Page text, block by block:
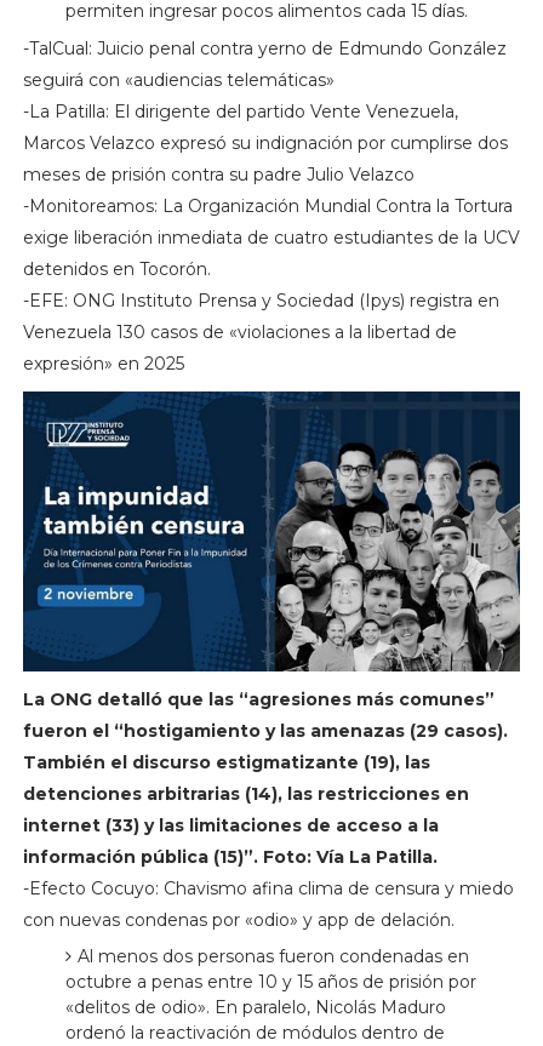
permiten ingresar pocos alimentos cada 15 días.
-TalCual: Juicio penal contra yerno de Edmundo González
seguirá con «audiencias telemáticas»
-La Patilla: El dirigente del partido Vente Venezuela,
Marcos Velazco expresó su indignación por cumplirse dos
meses de prisión contra su padre Julio Velazco
-Monitoreamos: La Organización Mundial Contra la Tortura
exige liberación inmediata de cuatro estudiantes de la UCV
detenidos en Tocorón.
-EFE: ONG Instituto Prensa y Sociedad (Ipys) registra en
Venezuela 130 casos de «violaciones a la libertad de
expresión» en 2025
La ONG detalló que las “agresiones más comunes”
fueron el “hostigamiento y las amenazas (29 casos).
También el discurso estigmatizante (19), las
detenciones arbitrarias (14), las restricciones en
internet (33) y las limitaciones de acceso a la
información pública (15)”. Foto: Vía La Patilla.
-Efecto Cocuyo: Chavismo afina clima de censura y miedo
con nuevas condenas por «odio» y app de delación.
Al menos dos personas fueron condenadas en
octubre a penas entre 10 y 15 años de prisión por
«delitos de odio». En paralelo, Nicolás Maduro
ordenó la reactivación de módulos dentro de